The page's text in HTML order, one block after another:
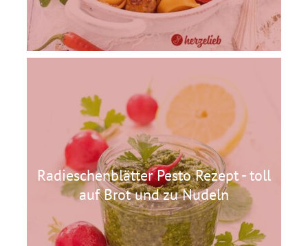
Radieschenblätter Pesto Rezept - toll
auf Brot und zu Nudeln